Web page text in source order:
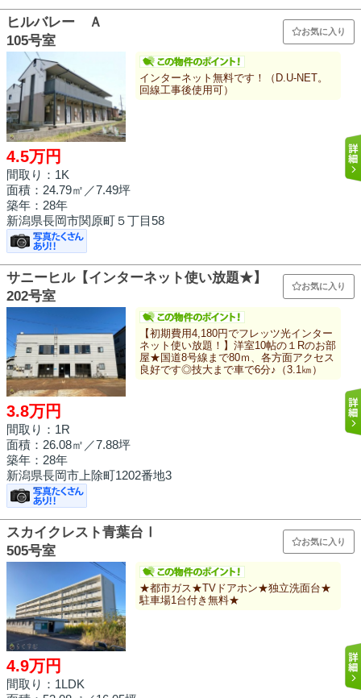
ヒルバレー Ａ
105号室
お気に入り
インターネット無料です！（D.U-NET。
回線工事後使用可）
4.5万円
間取り：1K
面積： 24.79㎡ ／7.49坪
築年：28年
新潟県長岡市関原町５丁目58
サニーヒル【インターネット使い放題★】
202号室
お気に入り
【初期費用4,180円でフレッツ光インター
ネット使い放題！】洋室10帖の１Rのお部
屋★国道8号線まで80ｍ、各方面アクセス
良好です◎技大まで車で6分♪（3.1㎞）
3.8万円
間取り：1R
面積： 26.08㎡ ／7.88坪
築年：28年
新潟県長岡市上除町1202番地3
スカイクレスト青葉台Ⅰ
505号室
お気に入り
★都市ガス★TVドアホン★独立洗面台★
駐車場1台付き無料★
4.9万円
間取り：1LDK